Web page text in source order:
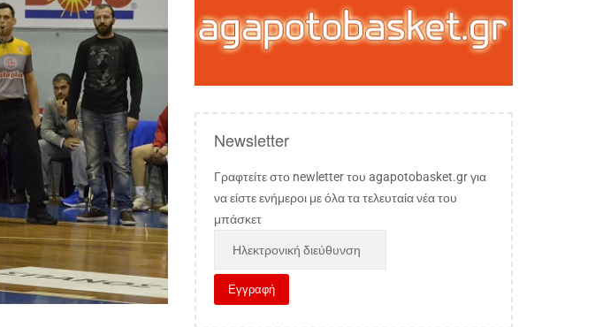
Newsletter
Γραφτείτε στο newletter του agapotobasket.gr για
να είστε ενήμεροι με όλα τα τελευταία νέα του
μπάσκετ